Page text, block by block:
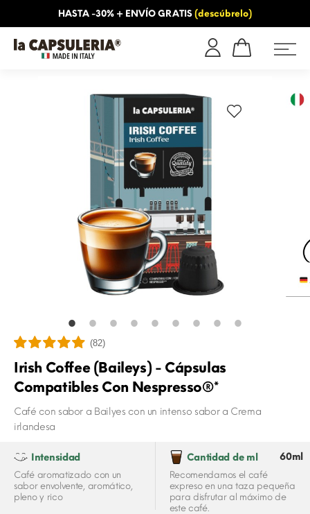
HASTA -30% + ENVÍO GRATIS (descúbrelo)
(82)
Irish Coffee (Baileys) - Cápsulas
Compatibles Con Nespresso®*
Café con sabor a Bailyes con un intenso sabor a Crema
irlandesa
Intensidad
Café aromatizado con un
sabor envolvente, aromático,
pleno y rico
Cantidad de ml 60ml
Recomendamos el café
expreso en una taza pequeña
para disfrutar al máximo de
este café.